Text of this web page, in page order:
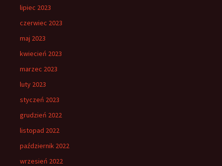
lipiec 2023
czerwiec 2023
maj 2023
kwiecień 2023
marzec 2023
luty 2023
styczeń 2023
grudzień 2022
listopad 2022
październik 2022
wrzesień 2022